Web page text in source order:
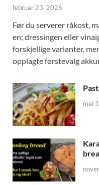
februar 23, 2026
Før du serverer råkost,
en; dressingen eller
forskjellige varianter,
opplagte førstevalg
mai